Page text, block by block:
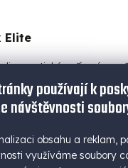
používají k
návštěvnosti
obsahu a reklam,
využíváme soubory
Elite
zařízení
servisní funkce,
naleznete na